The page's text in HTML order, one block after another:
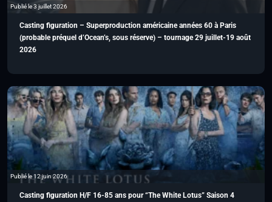
Publié le 3 juillet 2026
Casting figuration – Superproduction américaine années 60 à Paris
(probable préquel d’Ocean’s, sous réserve) – tournage 29 juillet-19 août
2026
Publié le 12 juin 2026
Casting figuration H/F 16-85 ans pour “The White Lotus” Saison 4